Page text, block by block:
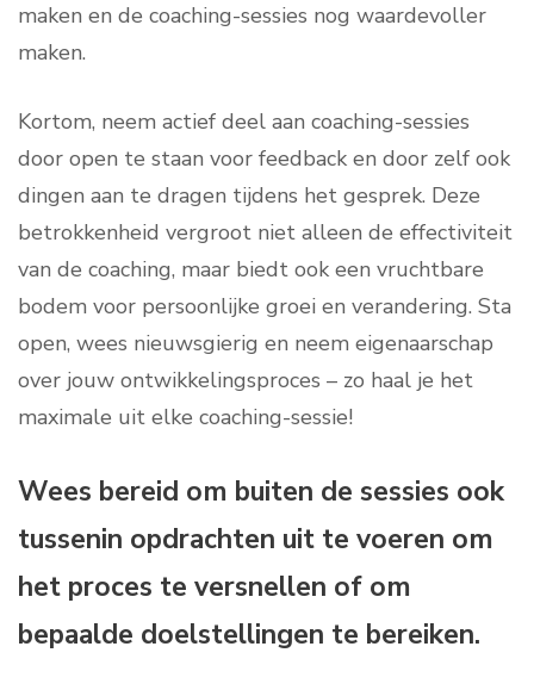
maken en de coaching-sessies nog waardevoller
maken.
Kortom, neem actief deel aan coaching-sessies
door open te staan voor feedback en door zelf ook
dingen aan te dragen tijdens het gesprek. Deze
betrokkenheid vergroot niet alleen de effectiviteit
van de coaching, maar biedt ook een vruchtbare
bodem voor persoonlijke groei en verandering. Sta
open, wees nieuwsgierig en neem eigenaarschap
over jouw ontwikkelingsproces – zo haal je het
maximale uit elke coaching-sessie!
Wees bereid om buiten de sessies ook
tussenin opdrachten uit te voeren om
het proces te versnellen of om
bepaalde doelstellingen te bereiken.